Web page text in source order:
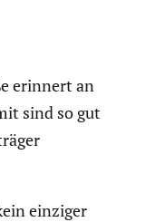
erinnert an
sind so gut
einziger